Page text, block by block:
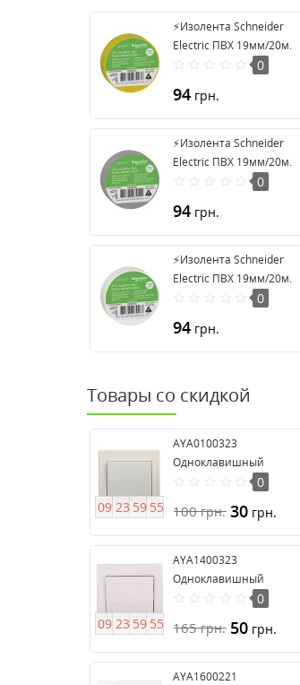
⚡Изолента Schneider
Electric ПВХ 19мм/20м.
Цвет "Желтый" (2420101)
0
94 грн.
⚡Изолента Schneider
Electric ПВХ 19мм/20м.
Цвет "Серый" (2420108)
0
94 грн.
⚡Изолента Schneider
Electric ПВХ 19мм/20м.
Цвет "Белый" (2420104)
0
94 грн.
Товары со скидкой
09 23 59 54
AYA0100323
Одноклавишный
выключатель серия Anya
0
100грн. 30 грн.
09 23 59 54
AYA1400323
Одноклавишный
выключатель 16А серия
0
165грн. 50 грн.
AYA1600221